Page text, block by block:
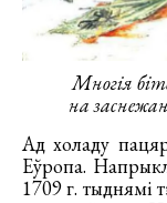
Многія
на
Ад холаду
Еўропа.
1709 г. тыднямі